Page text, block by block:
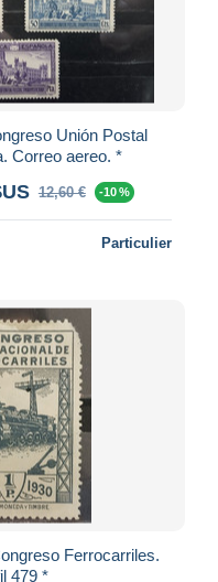
Unión Postal
Correo aereo. *
12,60 € -10 %
Particulier
Ferrocarriles.
479 *